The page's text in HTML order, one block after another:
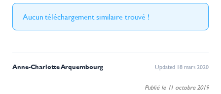
Aucun téléchargement similaire trouvé !
Anne-Charlotte Arquembourg Updated 18 mars 2020
Publié le 11 octobre 2019